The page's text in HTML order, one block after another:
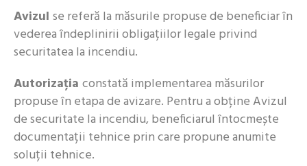
Avizul se referă la măsurile propuse de beneficiar în
vederea îndeplinirii obligațiilor legale privind
securitatea la incendiu.
Autorizația constată implementarea măsurilor
propuse în etapa de avizare. Pentru a obține Avizul
de securitate la incendiu, beneficiarul întocmește
documentații tehnice prin care propune anumite
soluții tehnice.